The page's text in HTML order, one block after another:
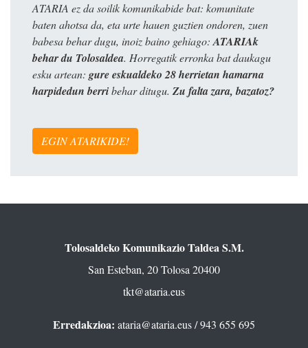
ATARIA ez da soilik komunikabide bat: komunitate
baten ahotsa da, eta urte hauen guztien ondoren, zuen
babesa behar dugu, inoiz baino gehiago: ATARIAk
behar du Tolosaldea. Horregatik erronka bat daukagu
esku artean: gure eskualdeko 28 herrietan hamarna
harpidedun berribehar ditugu. Zu falta zara, bazatoz?
EGIN ATARIKIDE!
Tolosaldeko Komunikazio Taldea S.M.
San Esteban, 20 Tolosa 20400
tkt@ataria.eus
Erredakzioa: ataria@ataria.eus/ 943 655 695